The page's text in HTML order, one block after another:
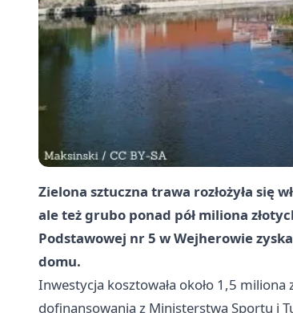
Zielona sztuczna trawa rozłożyła się
ale też grubo ponad pół miliona
Podstawowej nr 5 w Wejherowie
domu.
Inwestycja kosztowała około 1,5 miliona
dofinansowania z Ministerstwa Sportu i